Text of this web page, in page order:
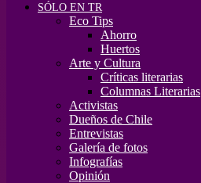
SÓLO EN TR
Eco Tips
Ahorro
Huertos
Arte y Cultura
Críticas literarias
Columnas Literarias
Activistas
Dueños de Chile
Entrevistas
Galería de fotos
Infografías
Opinión